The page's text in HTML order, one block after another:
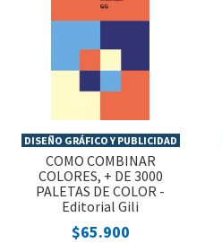
DISEÑO GRÁFICO Y PUBLICIDAD
COMO COMBINAR
COLORES, + DE 3000
PALETAS DE COLOR -
Editorial Gili
$65.900